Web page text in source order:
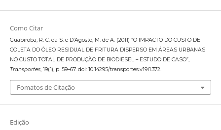
Como Citar
Guabiroba, R. C. da S. e D’Agosto, M. de A. (2011) “O IMPACTO DO CUSTO DE
COLETA DO ÓLEO RESIDUAL DE FRITURA DISPERSO EM ÁREAS URBANAS
NO CUSTO TOTAL DE PRODUÇÃO DE BIODIESEL – ESTUDO DE CASO”,
Transportes, 19(1), p. 59–67. doi: 10.14295/transportes.v19i1.372.
Fomatos de Citação
Edição